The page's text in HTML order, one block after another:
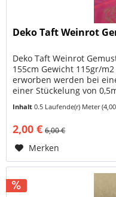
Deko Taft Weinrot
Deko Taft Weinrot
155cm Gewicht 115gr/
erworben werden bei
einer Stückelung von
Inhalt0.5 Laufende(r) Meter
2,00 € 6,00 €
Merken